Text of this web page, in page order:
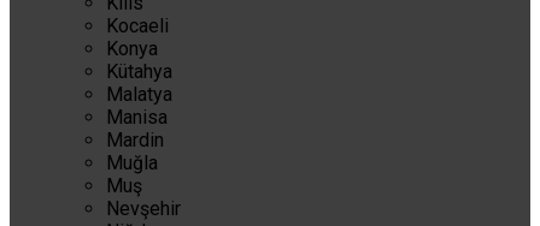
Kocaeli
Konya
Kütahya
Malatya
Manisa
Mardin
Muğla
Muş
Nevşehir